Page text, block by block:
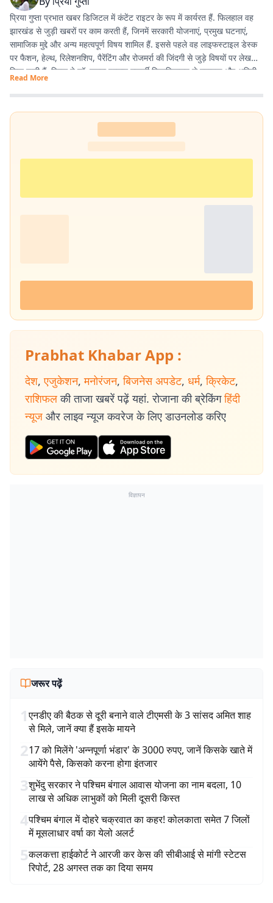
प्रिया गुप्ता प्रभात खबर डिजिटल में कंटेंट राइटर के रूप में कार्यरत हैं. फिलहाल वह
झारखंड से जुड़ी खबरों पर काम करती हैं, जिनमें सरकारी योजनाएं, प्रमुख घटनाएं,
सामाजिक मुद्दे और अन्य महत्वपूर्ण विषय शामिल हैं. इससे पहले वह लाइफस्टाइल डेस्क
पर फैशन, हेल्थ, रिलेशनशिप, पैरेंटिंग और रोजमर्रा की जिंदगी से जुड़े विषयों पर लेख
लिख चुकी हैं. प्रिया ने डॉ. श्यामा प्रसाद मुखर्जी विश्वविद्यालय से स्नातक और अमिटी
यूनिवर्सिटी से मास्टर डिग्री हासिल की है.
Read More
Prabhat Khabar App :
देश, एजुकेशन, मनोरंजन, बिजनेस अपडेट, धर्म, क्रिकेट,
राशिफल की ताजा खबरें पढ़ें यहां. रोजाना की ब्रेकिंग हिंदी
न्यूज और लाइव न्यूज कवरेज के लिए डाउनलोड करिए
विज्ञापन
जरूर पढ़ें
1एनडीए की बैठक से दूरी बनाने वाले टीएमसी के 3 सांसद अमित शाह
से मिले, जानें क्या हैं इसके मायने
217 को मिलेंगे 'अन्नपूर्णा भंडार' के 3000 रुपए, जानें किसके खाते में
आयेंगे पैसे, किसको करना होगा इंतजार
3शुभेंदु सरकार ने पश्चिम बंगाल आवास योजना का नाम बदला, 10
लाख से अधिक लाभुकों को मिली दूसरी किस्त
4पश्चिम बंगाल में दोहरे चक्रवात का कहर! कोलकाता समेत 7 जिलों
में मूसलाधार वर्षा का येलो अलर्ट
5कलकत्ता हाईकोर्ट ने आरजी कर केस की सीबीआई से मांगी स्टेटस
रिपोर्ट, 28 अगस्त तक का दिया समय